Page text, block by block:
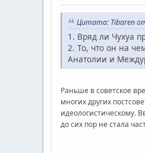
Цитата: Tibaren
1. Вряд ли Чухуа
2. То, что он на
Анатолии и
Раньше в советское
многих других
идеологистическому.
до сих пор не стала